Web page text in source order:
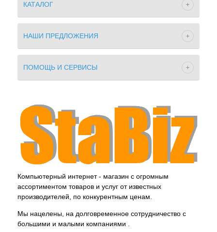
КАТАЛОГ
НАШИ ПРЕДЛОЖЕНИЯ
ПОМОЩЬ И СЕРВИСЫ
Компьютерный интернет - магазин с огромным
ассортиментом товаров и услуг от известных
производителей, по конкурентным ценам.
Мы нацелены, на долговременное сотрудничество с
большими и малыми компаниями .